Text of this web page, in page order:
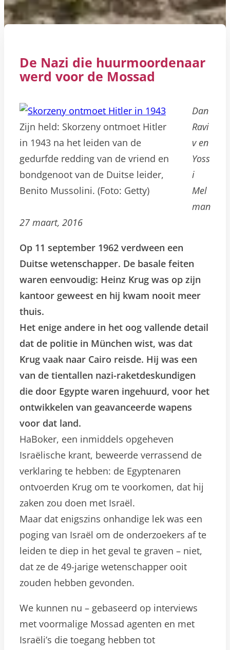
De Nazi die huurmoordenaar
werd voor de Mossad
Zijn held: Skorzeny ontmoet Hitler
in 1943 na het leiden van de
gedurfde redding van de vriend en
bondgenoot van de Duitse leider,
Benito Mussolini. (Foto: Getty)
Dan
Ravi
v en
Yoss
i
Mel
man
27 maart, 2016
Op 11 september 1962 verdween een
Duitse wetenschapper. De basale feiten
waren eenvoudig: Heinz Krug was op zijn
kantoor geweest en hij kwam nooit meer
thuis.
Het enige andere in het oog vallende detail
dat de politie in München wist, was dat
Krug vaak naar Cairo reisde. Hij was een
van de tientallen nazi-raketdeskundigen
die door Egypte waren ingehuurd, voor het
ontwikkelen van geavanceerde wapens
voor dat land.
HaBoker, een inmiddels opgeheven
Israëlische krant, beweerde verrassend de
verklaring te hebben: de Egyptenaren
ontvoerden Krug om te voorkomen, dat hij
zaken zou doen met Israël.
Maar dat enigszins onhandige lek was een
poging van Israël om de onderzoekers af te
leiden te diep in het geval te graven – niet,
dat ze de 49-jarige wetenschapper ooit
zouden hebben gevonden.
We kunnen nu – gebaseerd op interviews
met voormalige Mossad agenten en met
Israëli’s die toegang hebben tot